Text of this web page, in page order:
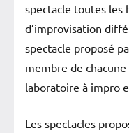
spectacle toutes les
d’improvisation
spectacle proposé
membre de
laboratoire à impro
Les spectacles